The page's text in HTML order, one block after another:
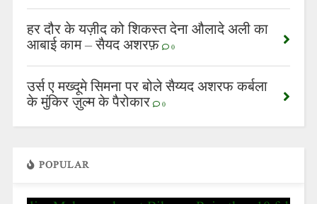
हर दौर के यज़ीद को शिकस्त देना औलादे अली का
आबाई काम – सैयद अशरफ़ 0
उर्स ए मख्दूमे सिमना पर बोले सैय्यद अशरफ कर्बला
के मुंकिर ज़ुल्म के पैरोकार 0
POPULAR